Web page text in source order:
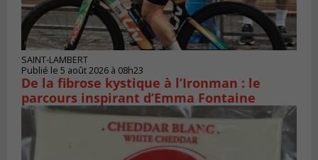
SAINT-LAMBERT
Publié le 5 août 2026 à 08h23
De la fibrose kystique à l’Ironman : le
parcours inspirant d’Emma Fontaine